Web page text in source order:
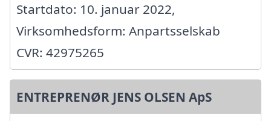
Startdato: 10. januar 2022,
Virksomhedsform: Anpartsselskab
CVR: 42975265
ENTREPRENØR JENS OLSEN ApS